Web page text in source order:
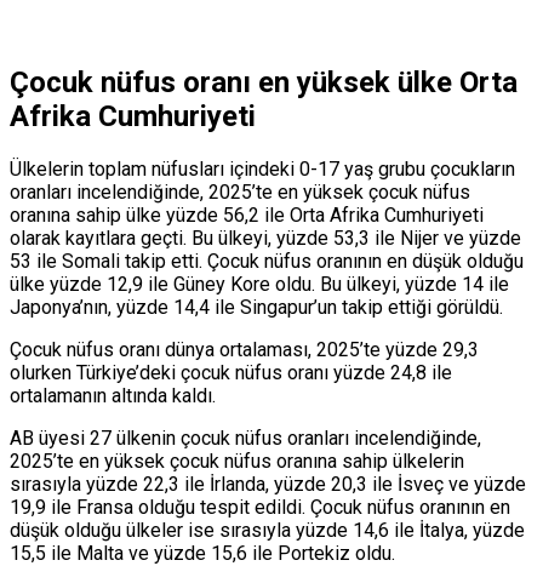
Çocuk nüfus oranı en yüksek ülke Orta
Afrika Cumhuriyeti
Ülkelerin toplam nüfusları içindeki 0-17 yaş grubu çocukların
oranları incelendiğinde, 2025’te en yüksek çocuk nüfus
oranına sahip ülke yüzde 56,2 ile Orta Afrika Cumhuriyeti
olarak kayıtlara geçti. Bu ülkeyi, yüzde 53,3 ile Nijer ve yüzde
53 ile Somali takip etti. Çocuk nüfus oranının en düşük olduğu
ülke yüzde 12,9 ile Güney Kore oldu. Bu ülkeyi, yüzde 14 ile
Japonya’nın, yüzde 14,4 ile Singapur’un takip ettiği görüldü.
Çocuk nüfus oranı dünya ortalaması, 2025’te yüzde 29,3
olurken Türkiye’deki çocuk nüfus oranı yüzde 24,8 ile
ortalamanın altında kaldı.
AB üyesi 27 ülkenin çocuk nüfus oranları incelendiğinde,
2025’te en yüksek çocuk nüfus oranına sahip ülkelerin
sırasıyla yüzde 22,3 ile İrlanda, yüzde 20,3 ile İsveç ve yüzde
19,9 ile Fransa olduğu tespit edildi. Çocuk nüfus oranının en
düşük olduğu ülkeler ise sırasıyla yüzde 14,6 ile İtalya, yüzde
15,5 ile Malta ve yüzde 15,6 ile Portekiz oldu.